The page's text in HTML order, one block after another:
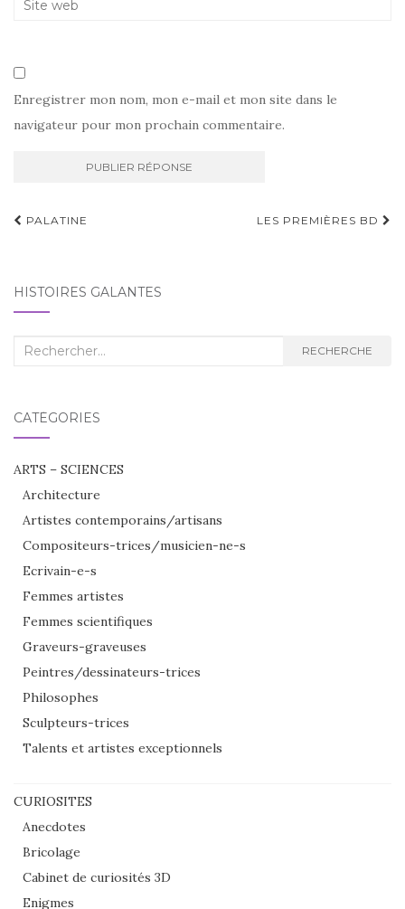
Enregistrer mon nom, mon e-mail et mon site dans le
navigateur pour mon prochain commentaire.
Navigation
PALATINE LES PREMIÈRES BD
HISTOIRES GALANTES
Recherche
RECHERCHE
CATÉGORIES
ARTS – SCIENCES
Architecture
Artistes contemporains/artisans
Compositeurs-trices/musicien-ne-s
Ecrivain-e-s
Femmes artistes
Femmes scientifiques
Graveurs-graveuses
Peintres/dessinateurs-trices
Philosophes
Sculpteurs-trices
Talents et artistes exceptionnels
CURIOSITES
Anecdotes
Bricolage
Cabinet de curiosités 3D
Enigmes